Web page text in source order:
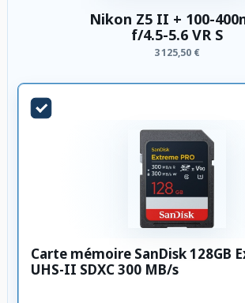
Nikon Z5 II + 100-
f/4.5-5.6 VR S
3 125,50 €
Carte mémoire SanDisk 128GB
UHS-II SDXC 300 MB/s